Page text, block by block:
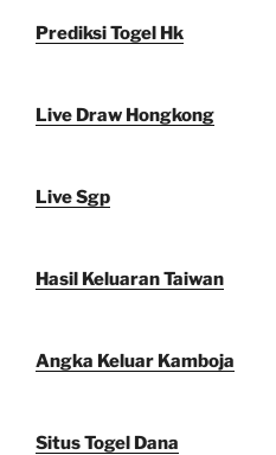
Prediksi Togel Hk
Live Draw Hongkong
Live Sgp
Hasil Keluaran Taiwan
Angka Keluar Kamboja
Situs Togel Dana